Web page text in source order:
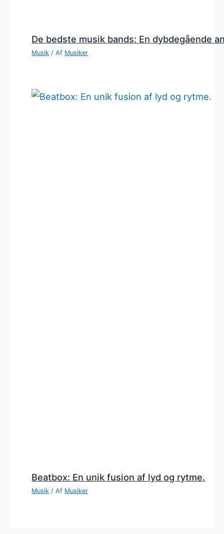
De bedste musik bands: En dybdegående
Musik / Af Musiker
Beatbox: En unik fusion af lyd og rytme.
Musik / Af Musiker